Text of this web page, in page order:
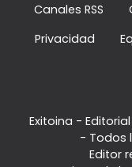
Canales RSS
Privacidad
Exitoina - Editorial
- Todos
Editor